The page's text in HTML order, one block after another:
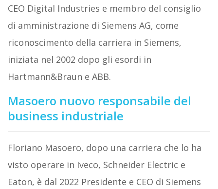
CEO Digital Industries e membro del consiglio
di amministrazione di Siemens AG, come
riconoscimento della carriera in Siemens,
iniziata nel 2002 dopo gli esordi in
Hartmann&Braun e ABB.
Masoero nuovo responsabile del
business industriale
Floriano Masoero, dopo una carriera che lo ha
visto operare in Iveco, Schneider Electric e
Eaton, è dal 2022 Presidente e CEO di Siemens